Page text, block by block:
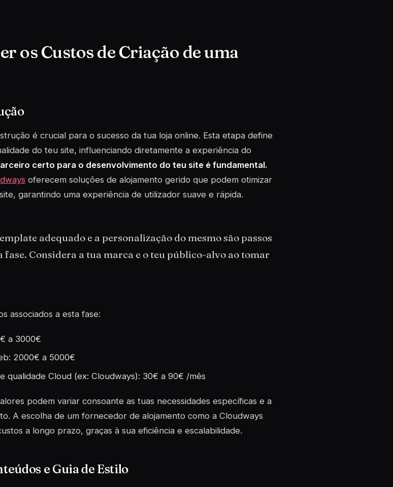
os Custos de Criação de uma
é crucial para o sucesso da tua loja online. Esta etapa define
do teu site, influenciando diretamente a experiência do
certo para o desenvolvimento do teu site é fundamental.
oferecem soluções de alojamento gerido que podem otimizar
garantindo uma experiência de utilizador suave e rápida.
adequado e a personalização do mesmo são passos
Considera a tua marca e o teu público-alvo ao tomar
associados a esta fase:
a 3000€
2000€ a 5000€
qualidade Cloud (ex: Cloudways): 30€ a 90€ /mês
podem variar consoante as tuas necessidades específicas e a
A escolha de um fornecedor de alojamento como a Cloudways
a longo prazo, graças à sua eficiência e escalabilidade.
e Guia de Estilo